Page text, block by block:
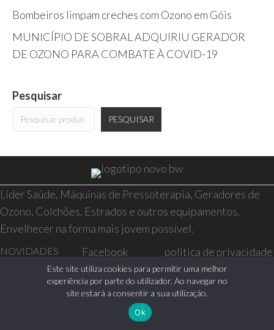
Bombeiros limpam creches com Ozono em Góis
MUNICÍPIO DE SOBRAL ADQUIRIU GERADOR
DE OZONO PARA COMBATE À COVID-19
Pesquisar
PESQUISAR
Líder Saúde, Máquinas de Pressoterapia, Geradores de
Ozono, Colchões, Estrados e outros equipamentos.
Envelhecer na forma mais jovem possível.
NOVIDADES
SAÚDE E BEM-
Facebook
Instagram
politica de privacidade
resolução de conflitos
livro de reclamações
Este site utiliza cookies para permitir uma melhor
experiência por parte do utilizador. Ao navegar no
site estará a consentir a sua utilização.
Ok